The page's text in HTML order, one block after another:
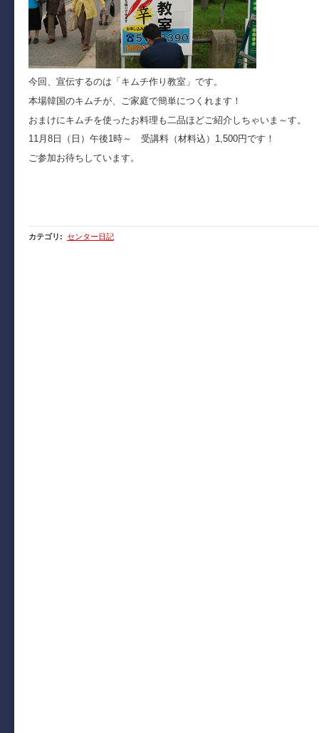
今回、宣伝するのは「キムチ作り教室」です。
本場韓国のキムチが、ご家庭で簡単につくれます！
おまけにキムチを使ったお料理も二品ほどご紹介しちゃいま～す。
11月8日（日）午後1時～ 受講料（材料込）1,500円です！
ご参加お待ちしています。
カテゴリ : センター日記